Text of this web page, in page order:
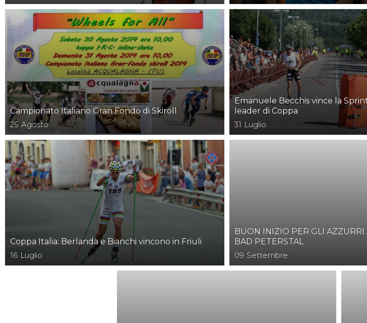
Campionato Italiano Gran Fondo di Skiroll
25 Agosto
Emanuele Becchis vince la
leader di Coppa
31 Luglio
Coppa Italia: Berlanda e Bianchi vincono in Friuli
16 Luglio
BUON INIZIO PER GLI
BAD PETERSTAL
09 Settembre